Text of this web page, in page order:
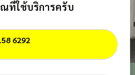
ที่ใช้บริการครับ
6292